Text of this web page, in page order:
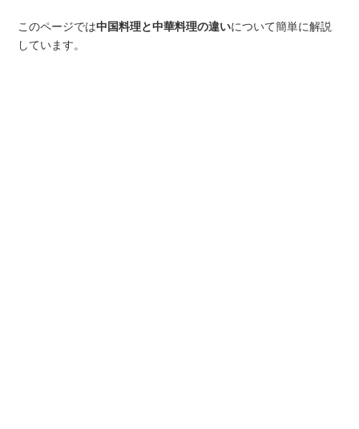
このページでは中国料理と中華料理の違いについて簡単に解説
しています。